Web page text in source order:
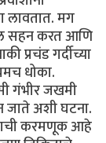
लावतात. मग
सहन करत आणि
प्रचंड गर्दीच्या
धोका.
गंभीर जखमी
जाते अशी घटना.
करमणूक आहे